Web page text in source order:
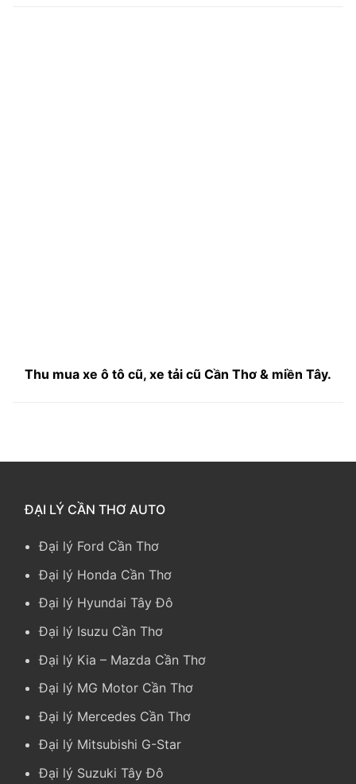
Thu mua xe ô tô cũ, xe tải cũ Cần Thơ & miền Tây.
ĐẠI LÝ CẦN THƠ AUTO
Đại lý Ford Cần Thơ
Đại lý Honda Cần Thơ
Đại lý Hyundai Tây Đô
Đại lý Isuzu Cần Thơ
Đại lý Kia – Mazda Cần Thơ
Đại lý MG Motor Cần Thơ
Đại lý Mercedes Cần Thơ
Đại lý Mitsubishi G-Star
Đại lý Suzuki Tây Đô